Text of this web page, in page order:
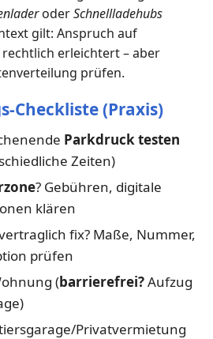
oderSchnellladehubs
gilt: Anspruch auf
erleichtert – aber
prüfen.
Checkliste (Praxis)
Parkdruck testen
Zeiten)
? Gebühren, digitale
klären
fix? Maße, Nummer,
prüfen
(barrierefrei?Aufzug
Privatvermietung